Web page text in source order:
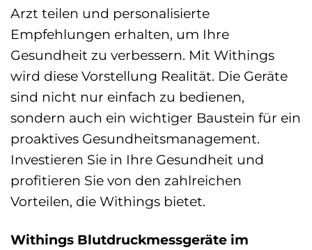
Arzt teilen und personalisierte
Empfehlungen erhalten, um Ihre
Gesundheit zu verbessern. Mit Withings
wird diese Vorstellung Realität. Die Geräte
sind nicht nur einfach zu bedienen,
sondern auch ein wichtiger Baustein für ein
proaktives Gesundheitsmanagement.
Investieren Sie in Ihre Gesundheit und
profitieren Sie von den zahlreichen
Vorteilen, die Withings bietet.
Withings Blutdruckmessgeräte im